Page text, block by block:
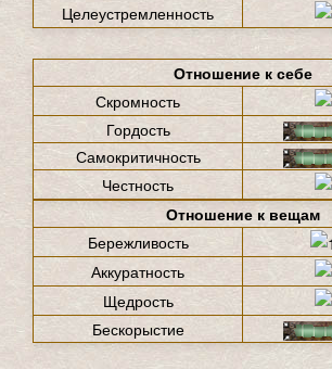
Целеустремленность
Отношение к себе
Скромность
Гордость
Самокритичность
Честность
Отношение к вещам
Бережливость
Аккуратность
Щедрость
Бескорыстие